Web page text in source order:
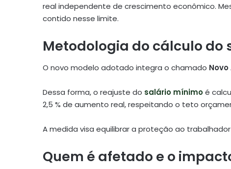
real independente de crescimento econômico.
contido nesse limite.
Metodologia do cálculo do
O novo modelo adotado integra o chamado
Dessa forma, o reajuste do salário mínimoé
2,5 % de aumento real, respeitando o teto
A medida visa equilibrar a proteção ao
Quem é afetado e o